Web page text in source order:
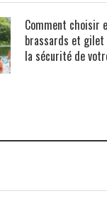
Comment choisir
brassards et gilet
la sécurité de